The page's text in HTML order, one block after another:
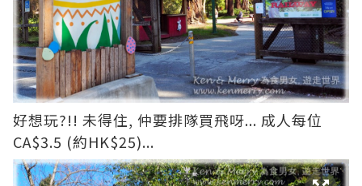
好想玩?!! 未得住, 仲要排隊買飛呀... 成人每位
CA$3.5 (約HK$25)...